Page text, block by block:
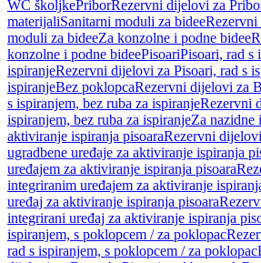
WC školjkePriborRezervni dijelovi za
materijaliSanitarni moduli za bideeRezervni
moduli za bideeZa konzolne i podne bidee
konzolne i podne bideePisoariPisoari, rad s
ispiranjeRezervni dijelovi za Pisoari, rad s
ispiranjeBez poklopcaRezervni dijelovi za
s ispiranjem, bez ruba za ispiranjeRezervni
ispiranjem, bez ruba za ispiranjeZa nazidne
aktiviranje ispiranja pisoaraRezervni
ugradbene uređaje za aktiviranje ispiranja
uređajem za aktiviranje ispiranja pisoara
integriranim uređajem za aktiviranje
uređaj za aktiviranje ispiranja pisoara
integrirani uređaj za aktiviranje ispiranja
ispiranjem, s poklopcem / za poklopac
rad s ispiranjem, s poklopcem / za poklopac